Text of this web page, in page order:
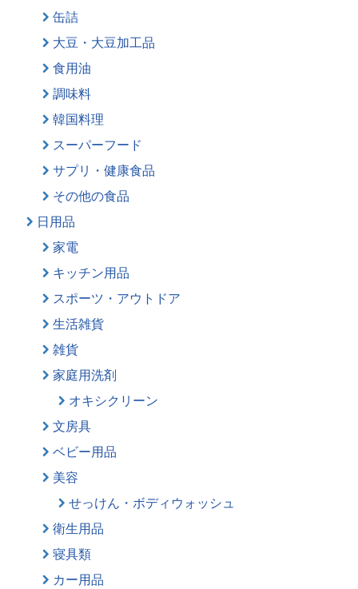
缶詰
大豆・大豆加工品
食用油
調味料
韓国料理
スーパーフード
サプリ・健康食品
その他の食品
日用品
家電
キッチン用品
スポーツ・アウトドア
生活雑貨
雑貨
家庭用洗剤
オキシクリーン
文房具
ベビー用品
美容
せっけん・ボディウォッシュ
衛生用品
寝具類
カー用品